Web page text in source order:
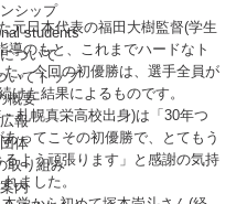
シップ
students
ついて
いてトップ
概要
報
体
取り組み
内
元日本代表の福田大樹監督(学生
導のもと、これまでハードなト
。今回の初優勝は、選手全員が
けた結果によるものです。
札幌真栄高校出身)は「30年つ
ってこその初優勝で、とてもう
よう頑張ります」と感謝の気持
ました。